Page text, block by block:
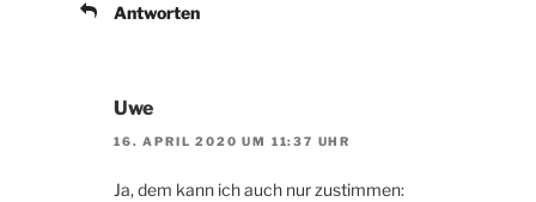
Antworten
Uwe
16. APRIL 2020 UM 11:37 UHR
Ja, dem kann ich auch nur zustimmen: